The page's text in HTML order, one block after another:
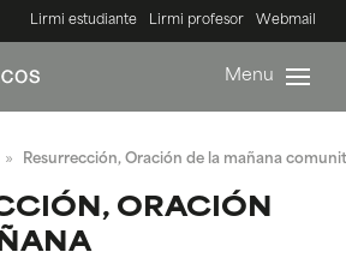
Lirmi estudiante Lirmi profesor Webmail
Menu
» Resurrección, Oración de la mañana
ORACIÓN